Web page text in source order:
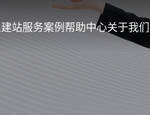
站服务案例帮助中心关于我们